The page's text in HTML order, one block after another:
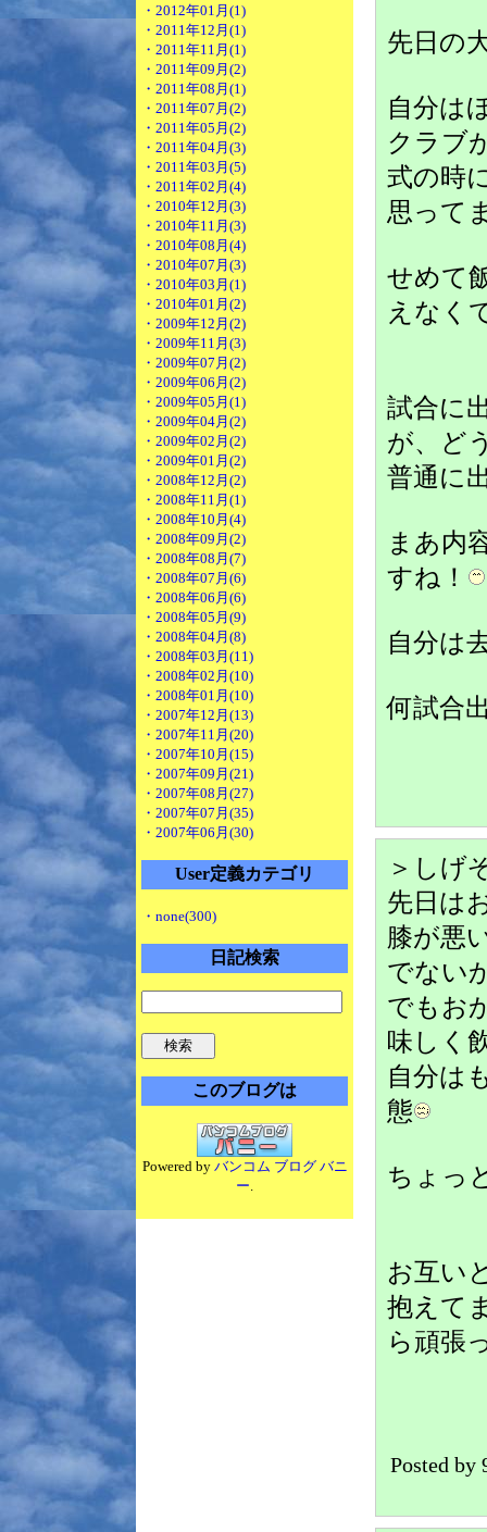
・2012年01月(1)
・2011年12月(1)
・2011年11月(1)
・2011年09月(2)
・2011年08月(1)
・2011年07月(2)
・2011年05月(2)
・2011年04月(3)
・2011年03月(5)
・2011年02月(4)
・2010年12月(3)
・2010年11月(3)
・2010年08月(4)
・2010年07月(3)
・2010年03月(1)
・2010年01月(2)
・2009年12月(2)
・2009年11月(3)
・2009年07月(2)
・2009年06月(2)
・2009年05月(1)
・2009年04月(2)
・2009年02月(2)
・2009年01月(2)
・2008年12月(2)
・2008年11月(1)
・2008年10月(4)
・2008年09月(2)
・2008年08月(7)
・2008年07月(6)
・2008年06月(6)
・2008年05月(9)
・2008年04月(8)
・2008年03月(11)
・2008年02月(10)
・2008年01月(10)
・2007年12月(13)
・2007年11月(20)
・2007年10月(15)
・2007年09月(21)
・2007年08月(27)
・2007年07月(35)
・2007年06月(30)
User定義カテゴリ
・none(300)
日記検索
このブログは
Powered by バンコム ブログ バニ
ー.
先日の
自分は
クラブ
式の時
思って
せめて
えなく
試合に
が、ど
普通に
まあ内
すね！
自分は
何試合
＞しげ
先日は
膝が悪
でない
でもお
味しく
自分は
態
ちょっ
お互い
抱えて
ら頑張
Posted